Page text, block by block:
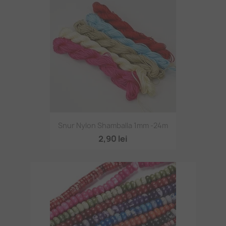
Snur Nylon Shamballa 1mm -24m
2,90 lei